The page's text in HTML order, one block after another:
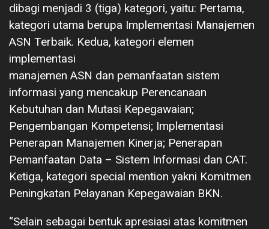
dibagi menjadi 3 (tiga) kategori, yaitu: Pertama,
kategori utama berupa Implementasi Manajemen
ASN Terbaik. Kedua, kategori elemen
implementasi
manajemen ASN dan pemanfaatan sistem
informasi yang mencakup Perencanaan
Kebutuhan dan Mutasi Kepegawaian;
Pengembangan Kompetensi; Implementasi
Penerapan Manajemen Kinerja; Penerapan
Pemanfaatan Data – Sistem Informasi dan CAT.
Ketiga, kategori special mention yakni Komitmen
Peningkatan Pelayanan Kepegawaian BKN.
“Selain sebagai bentuk apresiasi atas komitmen